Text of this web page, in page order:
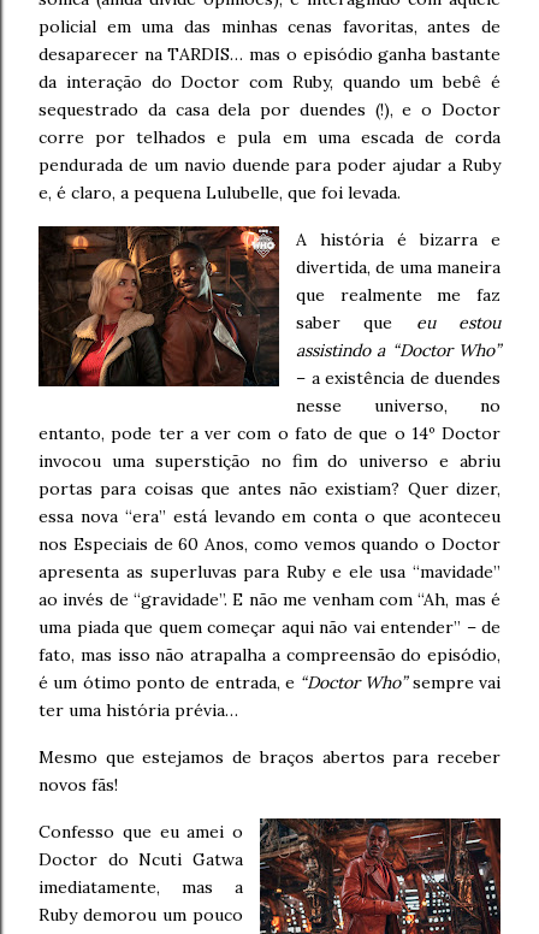
policial em uma das minhas cenas favoritas, antes de
desaparecer na TARDIS… mas o episódio ganha bastante
da interação do Doctor com Ruby, quando um bebê é
sequestrado da casa dela por duendes (!), e o Doctor
corre por telhados e pula em uma escada de corda
pendurada de um navio duende para poder ajudar a Ruby
e, é claro, a pequena Lulubelle, que foi levada.
A história é bizarra e
divertida, de uma maneira
que realmente me faz
saber que eu estou
assistindo a “Doctor Who”
– a existência de duendes
nesse universo, no
entanto, pode ter a ver com o fato de que o 14º Doctor
invocou uma superstição no fim do universo e abriu
portas para coisas que antes não existiam? Quer dizer,
essa nova “era” está levando em conta o que aconteceu
nos Especiais de 60 Anos, como vemos quando o Doctor
apresenta as superluvas para Ruby e ele usa “mavidade”
ao invés de “gravidade”. E não me venham com “Ah, mas é
uma piada que quem começar aqui não vai entender” – de
fato, mas isso não atrapalha a compreensão do episódio,
é um ótimo ponto de entrada, e “Doctor Who”sempre vai
ter uma história prévia…
Mesmo que estejamos de braços abertos para receber
novos fãs!
Confesso que eu amei o
Doctor do Ncuti Gatwa
imediatamente, mas a
Ruby demorou um pouco